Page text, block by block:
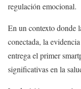
regulación emocional.
En un contexto donde
conectada, la
entrega el primer
significativas en la